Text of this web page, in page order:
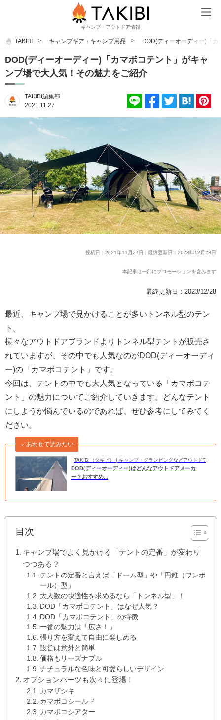
キャンプ・アウトドア情報
TAKIBI キャンプギア・キャンプ用品 DOD(ディーオーディー)「
DOD(ディーオーディー)「カマボコテント」がキャ
ンプ場で大人気！その魅力をご紹介
TAKIBI編集部
2021.11.27
投稿日：2021年11月27日 | 最終更新日：2023年12月28日
本記事は一部にプロモーションを含みます
最終更新日：2023/12/28
最近、キャンプ場で見かけることが多いトンネル型のテン
ト。
様々なアウトドアブランドよりトンネル型テントが販売さ
れていますが、その中でも人気なのがDOD(ディーオーディ
ー)の「カマボコテント」です。
今回は、テントの中でも大人気となっている「カマボコテ
ント」の魅力についてご紹介していきます。どんなテント
にしようか悩んでいるのであれば、ぜひ参考にしてみてく
ださい。
TAKIBI（タキビ） | キャンプ・グランピングなどアウトドアの総
✓あわせて読みたい
DOD(ディーオーディー)はどんなアウトドアメーカ
ー？おすすめ...
目次
キャンプ場でよく見かける「テントの定番」が変わり
つつある？
テントの定番と言えば「ドーム型」や「円錐（ワンポ
ール）型」
大人数の快適性を求めるなら「トンネル型」！
DOD「カマボコテント」はなぜ人気？
DOD「カマボコテント」の特徴
一番の魅力は「広さ！」
張り方を変えて自由に楽しめる
設営は意外と簡単
価格もリーズナブル
ナチュラルな色味と可愛らしいデザイン
オプションパーツも次々に登場！
カマザシキ
カマボコシールド
カマボコシアター